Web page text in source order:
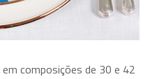
composições de 30 e 42